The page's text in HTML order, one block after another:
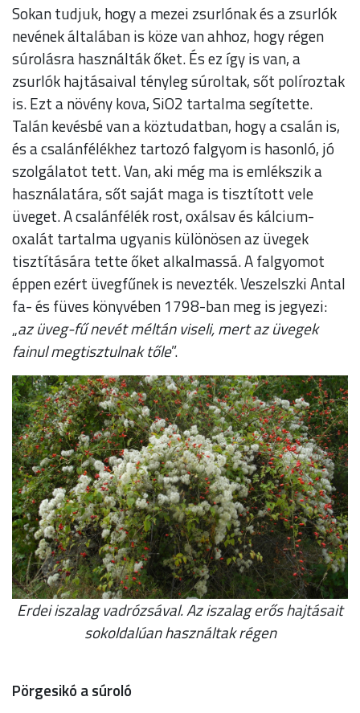
Sokan tudjuk, hogy a mezei zsurlónak és a zsurlók
nevének általában is köze van ahhoz, hogy régen
súrolásra használták őket. És ez így is van, a
zsurlók hajtásaival tényleg súroltak, sőt políroztak
is. Ezt a növény kova, SiO2 tartalma segítette.
Talán kevésbé van a köztudatban, hogy a csalán is,
és a csalánfélékhez tartozó falgyom is hasonló, jó
szolgálatot tett. Van, aki még ma is emlékszik a
használatára, sőt saját maga is tisztított vele
üveget. A csalánfélék rost, oxálsav és kálcium-
oxalát tartalma ugyanis különösen az üvegek
tisztítására tette őket alkalmassá. A falgyomot
éppen ezért üvegfűnek is nevezték. Veszelszki Antal
fa- és füves könyvében 1798-ban meg is jegyezi:
„az üveg-fű nevét méltán viseli, mert az üvegek
fainul megtisztulnak tőle”.
Erdei iszalag vadrózsával. Az iszalag erős hajtásait
sokoldalúan használtak régen
Pörgesikó a súroló